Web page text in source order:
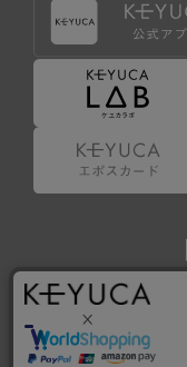
4.会員登録が取り
弊社とのお取引等
の義務および本規
します。
5.仮登録とは、ケ
用するための簡易
6.仮登録をするこ
とができます。
7.仮登録状態はポ
に登録完了するこ
す。
Copyright ©